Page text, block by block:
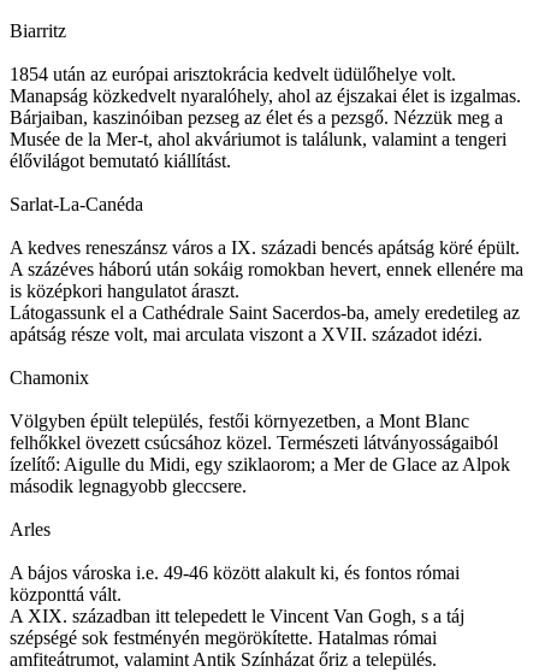
Biarritz
1854 után az európai arisztokrácia kedvelt üdülőhelye volt.
Manapság közkedvelt nyaralóhely, ahol az éjszakai élet is izgalmas.
Bárjaiban, kaszinóiban pezseg az élet és a pezsgő. Nézzük meg a
Musée de la Mer-t, ahol akváriumot is találunk, valamint a tengeri
élővilágot bemutató kiállítást.
Sarlat-La-Canéda
A kedves reneszánsz város a IX. századi bencés apátság köré épült.
A százéves háború után sokáig romokban hevert, ennek ellenére ma
is középkori hangulatot áraszt.
Látogassunk el a Cathédrale Saint Sacerdos-ba, amely eredetileg az
apátság része volt, mai arculata viszont a XVII. századot idézi.
Chamonix
Völgyben épült település, festői környezetben, a Mont Blanc
felhőkkel övezett csúcsához közel. Természeti látványosságaiból
ízelítő: Aigulle du Midi, egy sziklaorom; a Mer de Glace az Alpok
második legnagyobb gleccsere.
Arles
A bájos városka i.e. 49-46 között alakult ki, és fontos római
központtá vált.
A XIX. században itt telepedett le Vincent Van Gogh, s a táj
szépségé sok festményén megörökítette. Hatalmas római
amfiteátrumot, valamint Antik Színházat őriz a település.